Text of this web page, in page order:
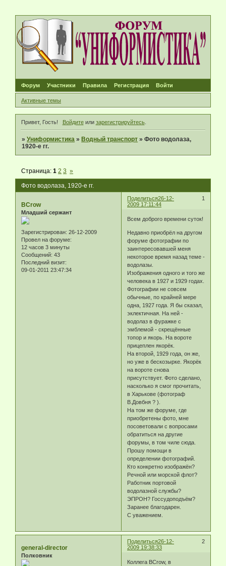
Форум Участники Правила Регистрация Войти
Активные темы
Привет, Гость! Войдитеили зарегистрируйтесь.
»Униформистика » Водный транспорт »Фото водолаза,
1920-е гг.
Фото водолаза, 1920-е гг.
Страница:1 2 3 »
Поделиться 1
26-12-
2009 17:11:44
BCrow
Младший сержант
Зарегистрирован: 26-12-2009
Провел на форуме:
12 часов 3 минуты
Сообщений: 43
Последний визит:
09-01-2011 23:47:34
Всем доброго времени суток!
Недавно приобрёл на другом
форуме фотографии по
заинтересовавшей меня
некоторое время назад теме -
водолазы.
Изображения одного и того же
человека в 1927 и 1929 годах.
Фотографии не совсем
обычные, по крайней мере
одна, 1927 года. Я бы сказал,
эклектичная. На ней -
водолаз в фуражке с
эмблемой - скрещённые
топор и якорь. На вороте
прицеплен якорёк.
На второй, 1929 года, он же,
но уже в бескозырке. Якорёк
на вороте снова
присутствует. Фото сделано,
насколько я смог прочитать,
в Харькове (фотограф
В.Довбня ? ).
На том же форуме, где
приобретены фото, мне
посоветовали с вопросами
обратиться на другие
форумы, в том чиле сюда.
Прошу помощи в
определении фотографий.
Кто конкретно изображён?
Речной или морской флот?
Работник портовой
водолазной службы?
ЭПРОН? Госсудоподъём?
Заранее благодарен.
С уважением.
Поделиться 2
26-12-
2009 19:38:33
general-director
Полковник
Коллега BCrow, в